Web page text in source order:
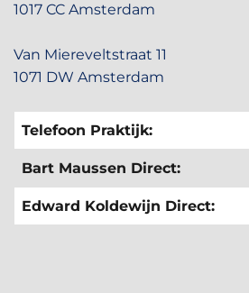
1017 CC Amsterdam
Van
1071 DW Amsterdam
Telefoon Praktijk:
Bart Maussen Direct:
Edward Koldewijn Direct: